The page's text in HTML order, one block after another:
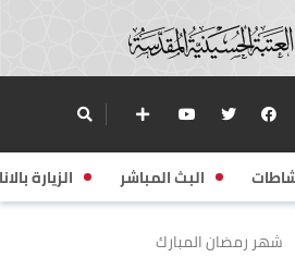
البث المباشر الزيارة
شهر رمضان المبارك